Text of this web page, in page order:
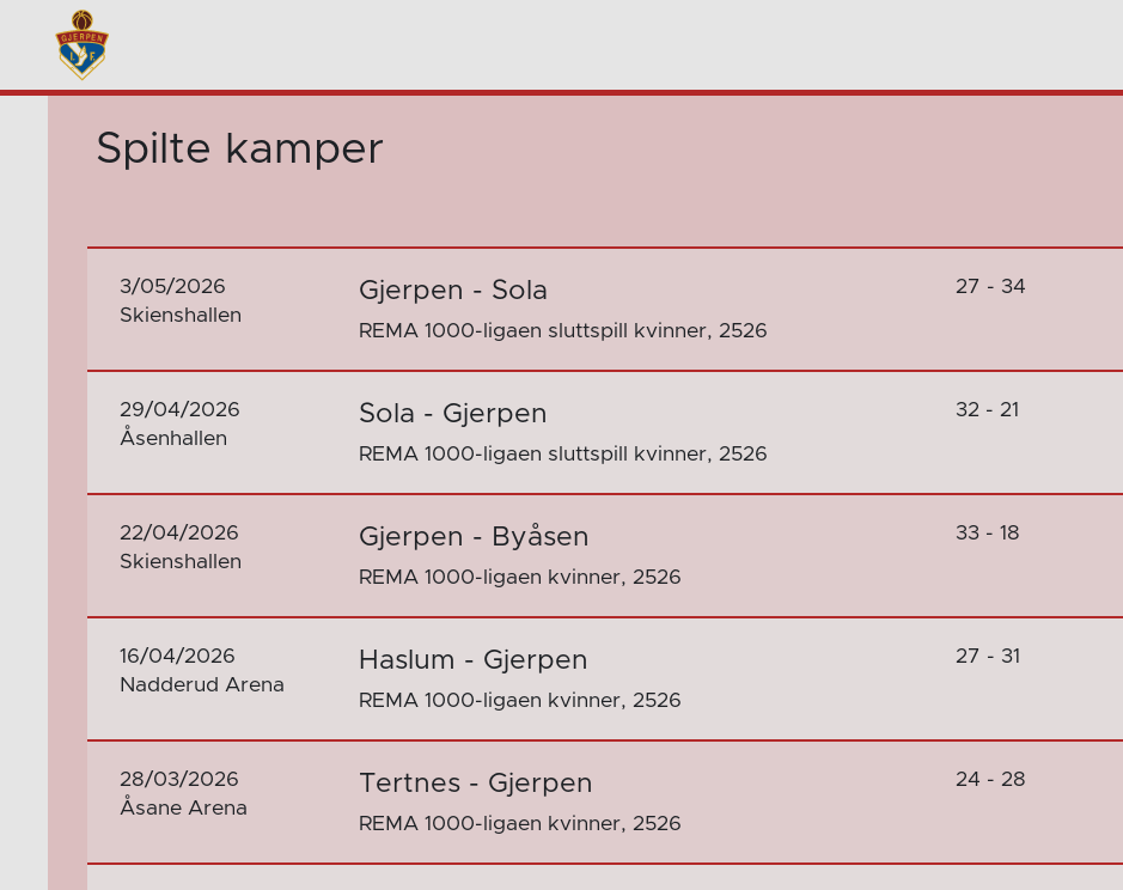
Spilte kamper
3/05/2026
Skienshallen
Gjerpen - Sola
REMA 1000-ligaen sluttspill kvinner, 2526
27 - 34
29/04/2026
Åsenhallen
Sola - Gjerpen
REMA 1000-ligaen sluttspill kvinner, 2526
32 - 21
22/04/2026
Skienshallen
Gjerpen - Byåsen
REMA 1000-ligaen kvinner, 2526
33 - 18
16/04/2026
Nadderud Arena
Haslum - Gjerpen
REMA 1000-ligaen kvinner, 2526
27 - 31
28/03/2026
Åsane Arena
Tertnes - Gjerpen
REMA 1000-ligaen kvinner, 2526
24 - 28